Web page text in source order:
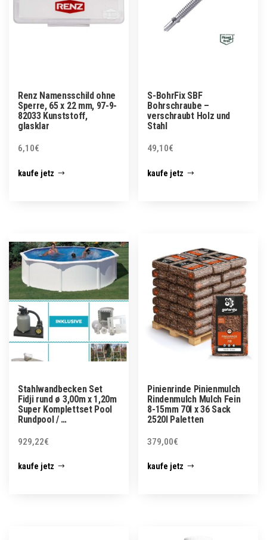
Renz Namensschild ohne
Sperre, 65 x 22 mm, 97-9-
82033 Kunststoff,
glasklar
6,10€
kaufe jetz
S-BohrFix SBF
Bohrschraube –
verschraubt Holz und
Stahl
49,10€
kaufe jetz
Stahlwandbecken Set
Fidji rund ø 3,00m x 1,20m
Super Komplettset Pool
Rundpool / …
929,22€
kaufe jetz
Pinienrinde Pinienmulch
Rindenmulch Mulch Fein
8-15mm 70l x 36 Sack
2520l Paletten
379,00€
kaufe jetz